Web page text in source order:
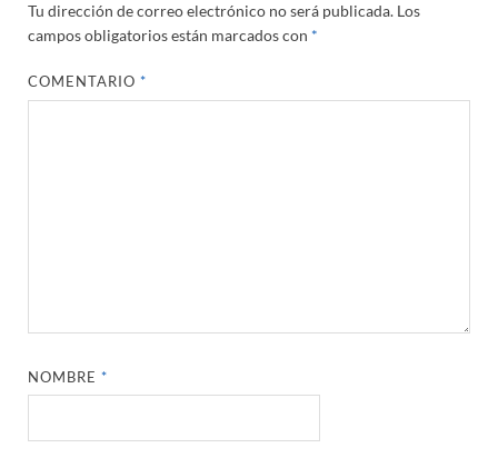
Tu dirección de correo electrónico no será publicada. Los
campos obligatorios están marcados con *
COMENTARIO*
NOMBRE*